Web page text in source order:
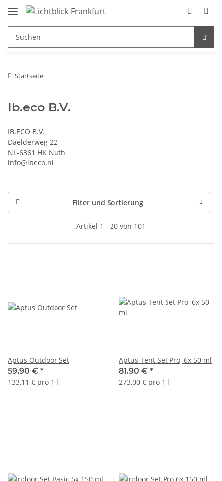
Startseite
Ib.eco B.V.
IB.ECO B.V.
Daelderweg 22
NL-6361 HK Nuth
info@ibeco.nl
Filter und Sortierung
Artikel 1 - 20 von 101
Aptus Outdoor Set
59,90 € *
133,11 € pro 1 l
Aptus Tent Set Pro, 6x 50 ml
81,90 € *
273,00 € pro 1 l